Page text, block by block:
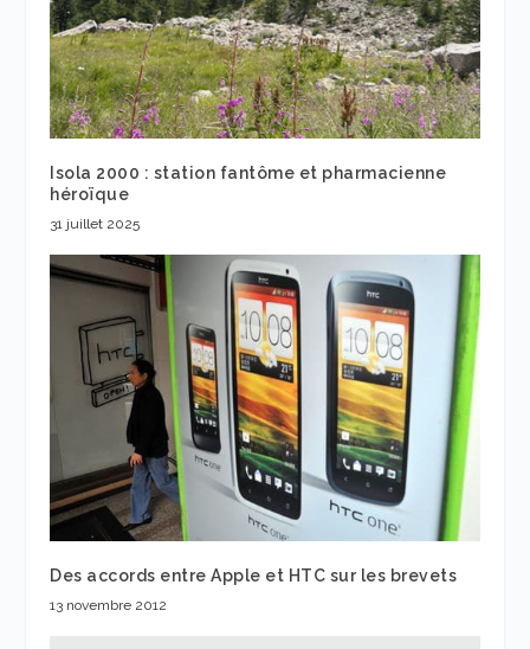
Isola 2000 : station fantôme et pharmacienne
héroïque
31 juillet 2025
Des accords entre Apple et HTC sur les brevets
13 novembre 2012